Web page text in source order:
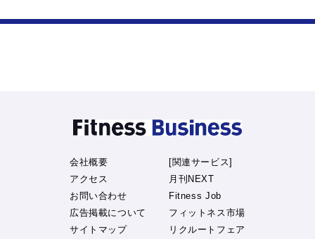
会社概要
アクセス
お問い合わせ
広告掲載について
サイトマップ
[関連サービス]
月刊NEXT
Fitness Job
フィットネス市場
リクルートフェア